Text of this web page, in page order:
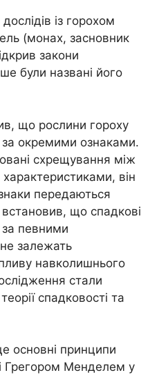
із горохом
(монах, засновник
закони
були названі його
що рослини гороху
за окремими ознаками.
схрещування між
він
передаються
що спадкові
певними
залежать
навколишнього
стали
спадковості та
основні принципи
Грегором Менделем у